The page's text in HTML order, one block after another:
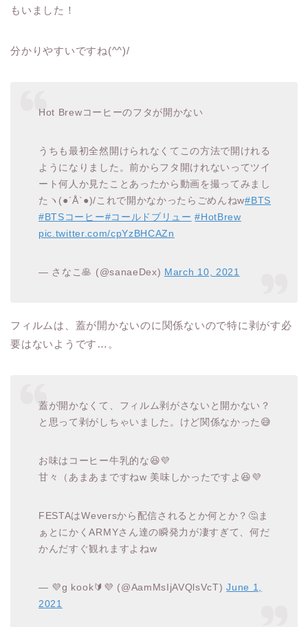
もいました！
分かりやすいですね(^^)/
Hot Brewコーヒーのフタが開かない
うちも最初全然開けられなくてこの方法で開けれる
ようになりました。前からフタ開けれないってツイ
ート何人か見たことあったから動画を撮ってみまし
たヽ(●´Å`●)/これで開かなかったらごめんねw#BTS
#BTSコーヒー#コールドブリュー #HotBrew
pic.twitter.com/cpYzBHCAZn
— さなこ🥞 (@sanaeDex) March 10, 2021
フィルムは、蓋が開かないのに関係ないので特に剥がす必
要はないようです…。
蓋が開かなくて、フィルム剥がさないと開かない？
と思って剥がしちゃいました。けど関係なかった😅
お味はコーヒー牛乳的な😆💜
甘々（あまあまですねw 美味しかったですよ😆💜
FESTAはWeversから配信されるとか何とか？🤔ま
ぁとにかくARMYさん達の瞬発力が凄すぎて、何だ
かんだすぐ観れますよねw
— 💜g kook🔰💜 (@AamMsIjAVQlsVcT)June 1,
2021